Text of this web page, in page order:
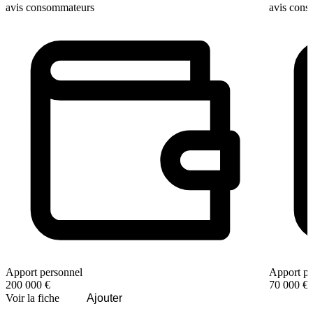
avis consommateurs
Apport personnel
200 000 €
Voir la fiche
Ajouter
avis
Apport
70 000 €